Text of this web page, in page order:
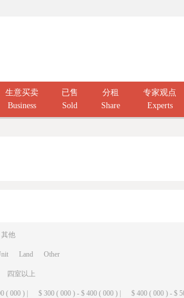
生意买卖
Business
已售
Sold
分租
Share
专家观点
Experts
其他
Land Other
四室以上
( 000 ) | $ 300 ( 000 ) - $ 400 ( 000 ) |
$ 400 ( 000 ) - $